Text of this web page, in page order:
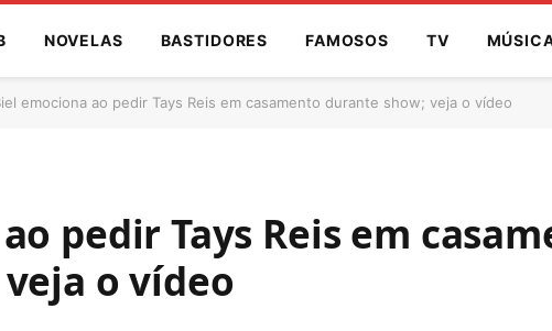
NOVELAS BASTIDORES FAMOSOS TV
emociona ao pedir Tays Reis em casamento durante show; veja o vídeo
pedir Tays Reis em
o vídeo